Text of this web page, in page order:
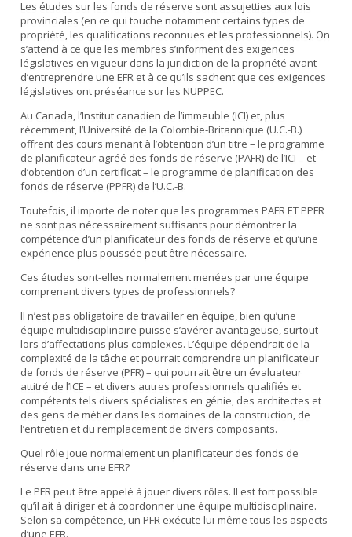
Les études sur les fonds de réserve sont assujetties aux lois
provinciales (en ce qui touche notamment certains types de
propriété, les qualifications reconnues et les professionnels). On
s’attend à ce que les membres s’informent des exigences
législatives en vigueur dans la juridiction de la propriété avant
d’entreprendre une EFR et à ce qu’ils sachent que ces exigences
législatives ont préséance sur les NUPPEC.
Au Canada, l’Institut canadien de l’immeuble (ICI) et, plus
récemment, l’Université de la Colombie-Britannique (U.C.-B.)
offrent des cours menant à l’obtention d’un titre – le programme
de planificateur agréé des fonds de réserve (PAFR) de l’ICI – et
d’obtention d’un certificat – le programme de planification des
fonds de réserve (PPFR) de l’U.C.-B.
Toutefois, il importe de noter que les programmes PAFR ET PPFR
ne sont pas nécessairement suffisants pour démontrer la
compétence d’un planificateur des fonds de réserve et qu’une
expérience plus poussée peut être nécessaire.
Ces études sont-elles normalement menées par une équipe
comprenant divers types de professionnels?
Il n’est pas obligatoire de travailler en équipe, bien qu’une
équipe multidisciplinaire puisse s’avérer avantageuse, surtout
lors d’affectations plus complexes. L’équipe dépendrait de la
complexité de la tâche et pourrait comprendre un planificateur
de fonds de réserve (PFR) – qui pourrait être un évaluateur
attitré de l’ICE – et divers autres professionnels qualifiés et
compétents tels divers spécialistes en génie, des architectes et
des gens de métier dans les domaines de la construction, de
l’entretien et du remplacement de divers composants.
Quel rôle joue normalement un planificateur des fonds de
réserve dans une EFR?
Le PFR peut être appelé à jouer divers rôles. Il est fort possible
qu’il ait à diriger et à coordonner une équipe multidisciplinaire.
Selon sa compétence, un PFR exécute lui-même tous les aspects
d’une EFR.